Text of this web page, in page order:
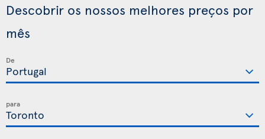
Descobrir os nossos melhores preços por
mês
De
para